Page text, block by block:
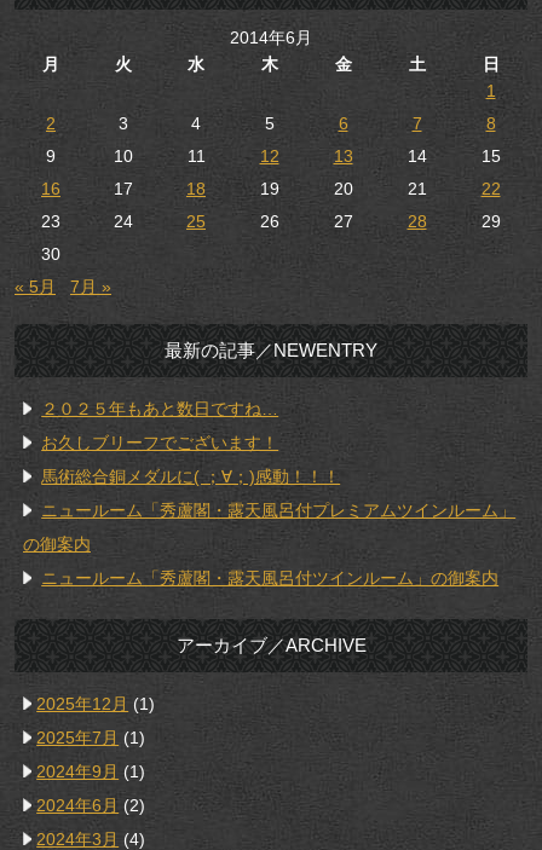
2014年6月
月
火 水 木 金 土
日
1
2
3 4 5 6 7
8
9
10 11 12 13 14
15
16
17 18 19 20 21
22
23
24 25 26 27 28
29
30
« 5月
7月 »
最新の記事／NEWENTRY
２０２５年もあと数日ですね…
お久しブリーフでございます！
馬術総合銅メダルに( ；∀；)感動！！！
ニュールーム「秀蘆閣・露天風呂付プレミアムツインルーム」
の御案内
ニュールーム「秀蘆閣・露天風呂付ツインルーム」の御案内
アーカイブ／ARCHIVE
2025年12月 (1)
2025年7月 (1)
2024年9月 (1)
2024年6月 (2)
2024年3月 (4)